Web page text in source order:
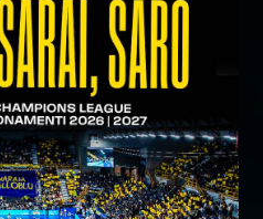
un ace di Spirito vale il
punto a punto,
a muro con
Keita a siglare il break
non si spezza,
i suoi sul 16 a 15, subito
imprendibile di